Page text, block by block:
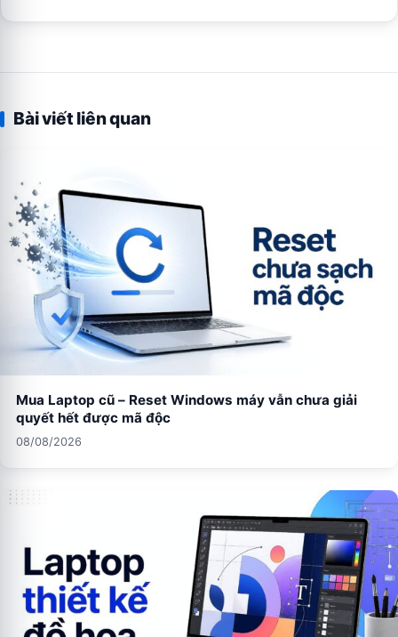
Bài viết liên quan
Mua Laptop cũ – Reset Windows máy vẫn chưa giải
quyết hết được mã độc
08/08/2026